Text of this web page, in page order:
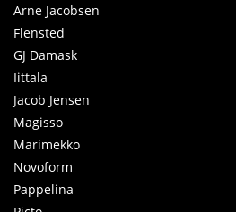
Arne Jacobsen
Flensted
GJ Damask
Iittala
Jacob Jensen
Magisso
Marimekko
Novoform
Pappelina